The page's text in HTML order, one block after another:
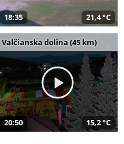
18:35 21,4 °C
Valčianska dolina (45 km)
20:50 15,2 °C